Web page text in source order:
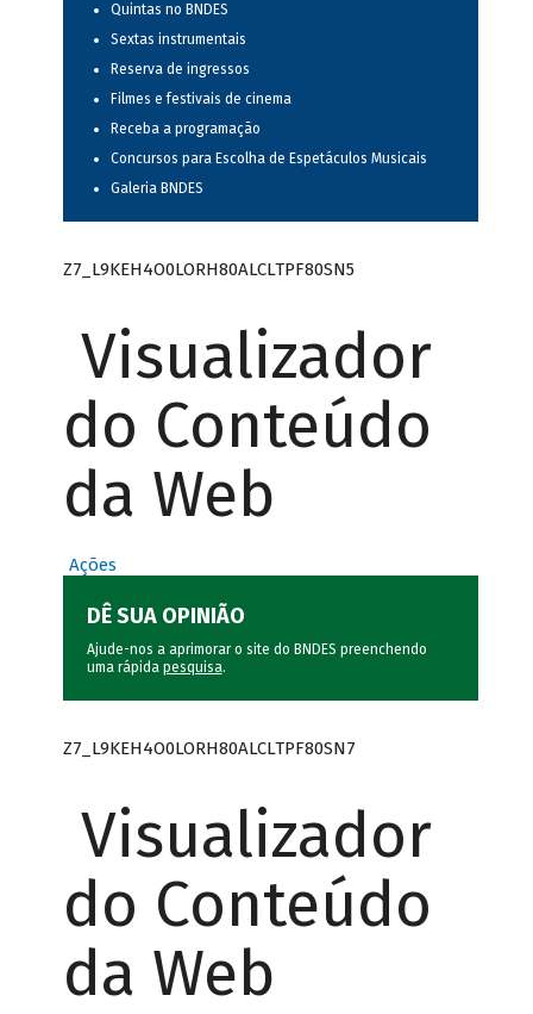
Quintas no BNDES
Sextas instrumentais
Reserva de ingressos
Filmes e festivais de cinema
Receba a programação
Concursos para Escolha de Espetáculos Musicais
Galeria BNDES
Z7_L9KEH4O0LORH80ALCLTPF80SN5
Visualizador
do Conteúdo
da Web
Ações
DÊ SUA OPINIÃO
Ajude-nos a aprimorar o site do BNDES preenchendo
uma rápida pesquisa.
Z7_L9KEH4O0LORH80ALCLTPF80SN7
Visualizador
do Conteúdo
da Web